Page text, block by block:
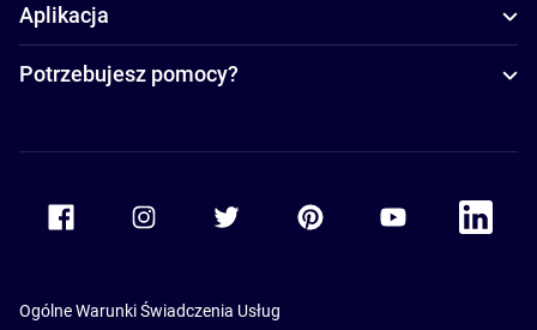
Aplikacja
Potrzebujesz pomocy?
Accor Youtube
Accor
Ogólne Warunki Świadczenia Usług